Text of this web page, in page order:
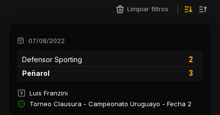
Limpiar filtros
07/08/2022
Defensor Sporting
2
3
Peñarol
Luis Franzini
Torneo Clausura - Campeonato Uruguayo - Fecha 2